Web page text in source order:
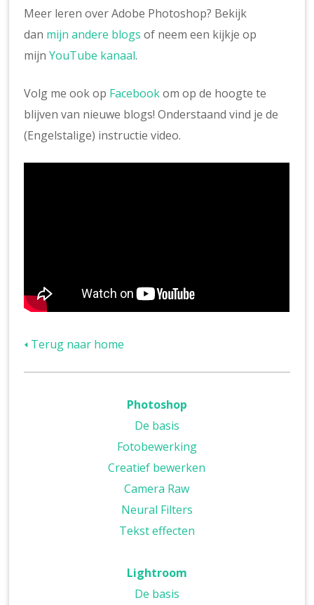
Meer leren over Adobe Photoshop? Bekijk
dan mijn andere blogs of neem een kijkje op
mijnYouTube kanaal.
Volg me ook op Facebookom op de hoogte te
blijven van nieuwe blogs! Onderstaand vind je de
(Engelstalige) instructie video.
🢐 Terug naar home
Photoshop
De basis
Fotobewerking
Creatief bewerken
Camera Raw
Neural Filters
Tekst effecten
Lightroom
De basis